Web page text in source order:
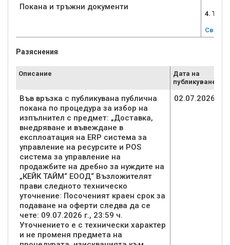
Покана и тръжни документи
4.
Свали
Разяснения
Описание
Дата на
публикуване
Във връзка с публикувана публична
покана по процедура за избор на
изпълнител с предмет: „Доставка,
внедряване и въвеждане в
експлоатация на ERP система за
управление на ресурсите и POS
система за управление на
продажбите на дребно за нуждите на
„КЕЙК ТАЙМ“ ЕООД“ Възложителят
прави следното техническо
уточнение: Посоченият краен срок за
подаване на оферти следва да се
чете: 09.07.2026 г., 23:59 ч.
Уточнението е с технически характер
и не променя предмета на
02.07.2026